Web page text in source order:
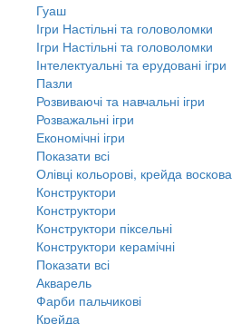
Гуаш
Ігри Настільні та головоломки
Ігри Настільні та головоломки
Інтелектуальні та ерудовані ігри
Пазли
Розвиваючі та навчальні ігри
Розважальні ігри
Економічні ігри
Показати всі
Олівці кольорові, крейда воскова
Конструктори
Конструктори
Конструктори піксельні
Конструктори керамічні
Показати всі
Акварель
Фарби пальчикові
Крейда